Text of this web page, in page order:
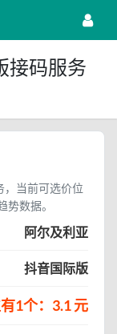
接码服务
，当前可选价位
数据。
阿尔及利亚
抖音国际版
1个：3.1 元